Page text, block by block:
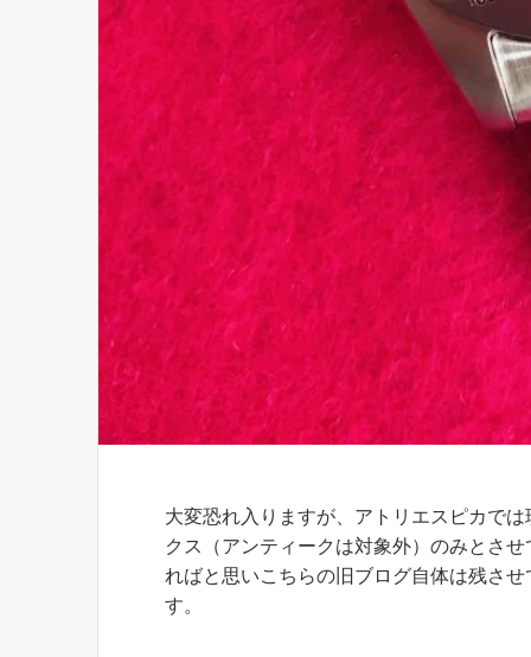
大変恐れ入りますが、アトリエスピカで
クス（アンティークは対象外）のみとさ
ればと思いこちらの旧ブログ自体は残さ
す。